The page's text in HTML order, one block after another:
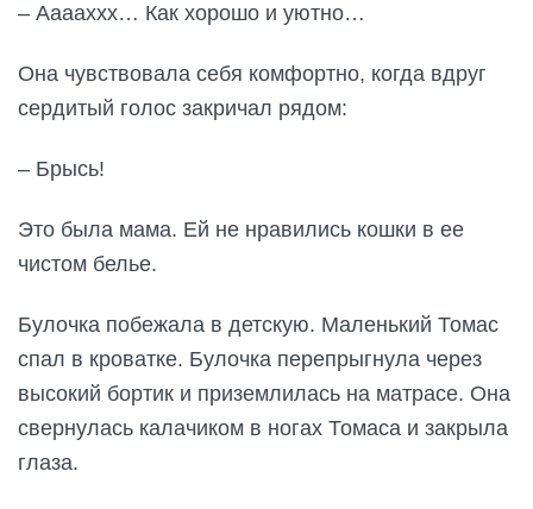
– Ааааххх… Как хорошо и уютно…
Она чувствовала себя комфортно, когда вдруг
сердитый голос закричал рядом:
– Брысь!
Это была мама. Ей не нравились кошки в ее
чистом белье.
Булочка побежала в детскую. Маленький Томас
спал в кроватке. Булочка перепрыгнула через
высокий бортик и приземлилась на матрасе. Она
свернулась калачиком в ногах Томаса и закрыла
глаза.